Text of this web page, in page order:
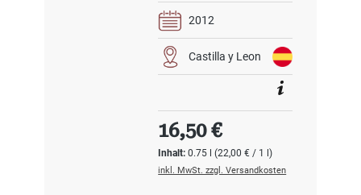
2012
Castilla y Leon
Inhalt:0.75 l(22,00 € / 1 l)
Regulärer Preis:
16,50 €
inkl. MwSt. zzgl. Versandkosten